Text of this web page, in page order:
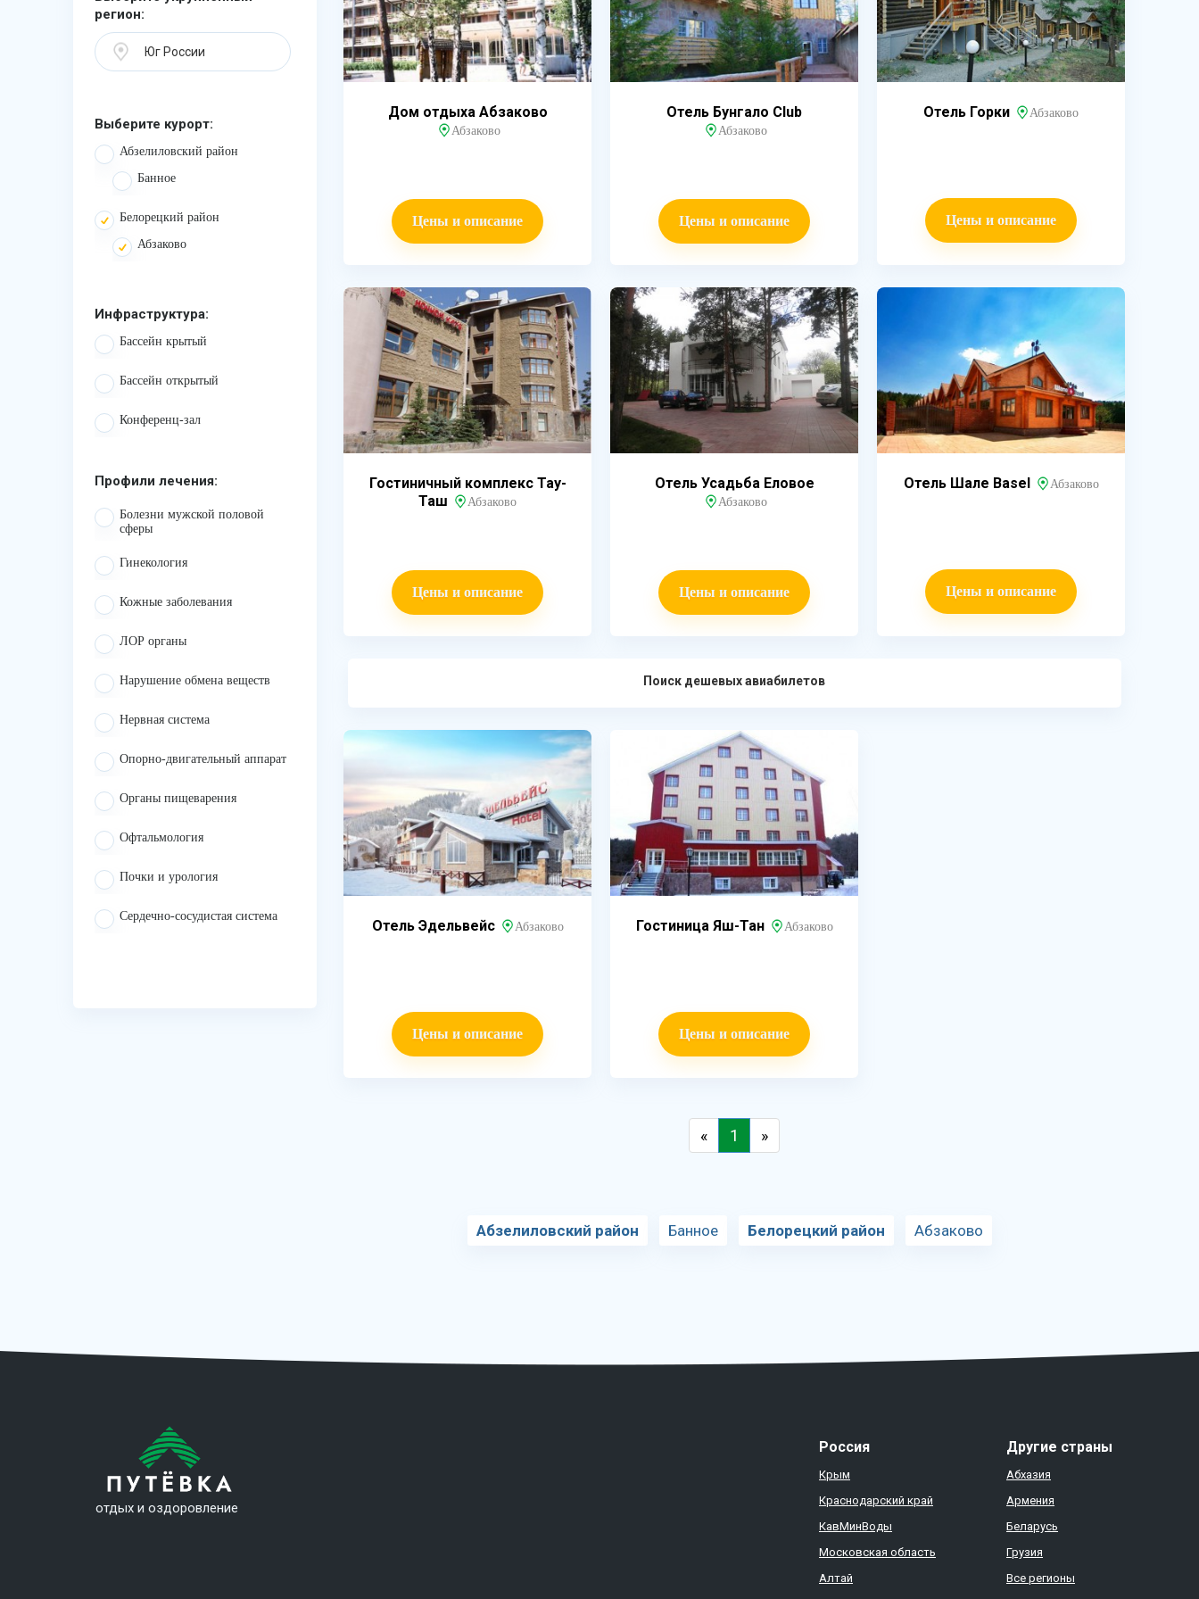
регион:
Юг России
Выберите курорт:
Абзелиловский район
Банное
Белорецкий район
Абзаково
Инфраструктура:
Бассейн крытый
Бассейн открытый
Конференц-зал
Профили лечения:
Болезни мужской половой
сферы
Гинекология
Кожные заболевания
ЛОР органы
Нарушение обмена веществ
Нервная система
Опорно-двигательный аппарат
Органы пищеварения
Офтальмология
Почки и урология
Сердечно-сосудистая система
Дом отдыха Абзаково
Абзаково
Цены и описание
Отель Бунгало Club
Абзаково
Цены и описание
Отель Горки Абзаково
Цены и описание
Гостиничный комплекс Тау-
Таш
Абзаково
Цены и описание
Отель Усадьба Еловое
Абзаково
Цены и описание
Отель Шале Basel Абзаково
Цены и описание
Поиск дешевых авиабилетов
Отель Эдельвейс Абзаково
Цены и описание
Гостиница Яш-Тан Абзаково
Цены и описание
« 1 »
Абзелиловский район Банное Белорецкий район Абзаково
отдых и оздоровление
Россия
Крым
Краснодарский край
КавМинВоды
Московская область
Алтай
Другие страны
Абхазия
Армения
Беларусь
Грузия
Все регионы